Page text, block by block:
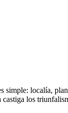
simple: localía,
los